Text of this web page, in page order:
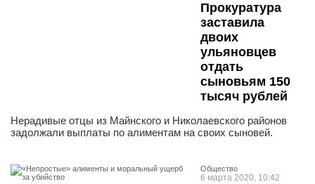
Прокуратура
заставила
двоих
ульяновцев
отдать
сыновьям 150
тысяч рублей
Нерадивые отцы из Майнского и Николаевского районов
задолжали выплаты по алиментам на своих сыновей.
Общество
6 марта 2020, 10:42